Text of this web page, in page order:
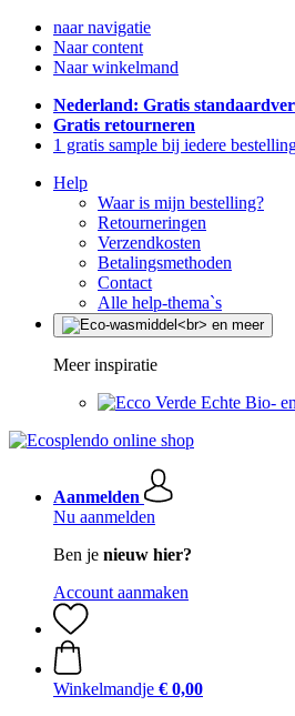
naar navigatie
Naar content
Naar winkelmand
Nederland: Gratis
Gratis retourneren
1 gratis sample bij iedere
Help
Waar is mijn bestelling?
Retourneringen
Verzendkosten
Betalingsmethoden
Contact
Alle help-thema`s
Meer inspiratie
Echte Bio-
Aanmelden
Nu aanmelden
Ben je nieuw hier?
Account aanmaken
Winkelmandje € 0,00